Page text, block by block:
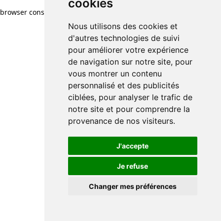
cookies
Nous utilisons des cookies et
d'autres technologies de suivi
pour améliorer votre expérience
de navigation sur notre site, pour
vous montrer un contenu
personnalisé et des publicités
ciblées, pour analyser le trafic de
notre site et pour comprendre la
provenance de nos visiteurs.
J'accepte
Je refuse
Changer mes préférences
browser console for more information)